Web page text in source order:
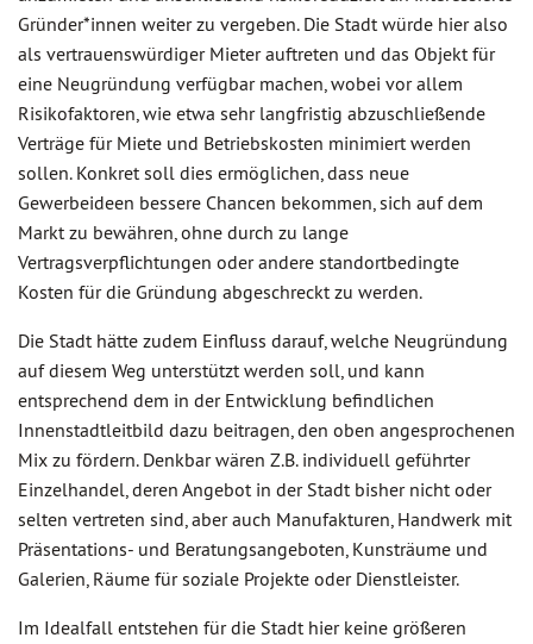
Gründer*innen weiter zu vergeben. Die Stadt würde hier also
als vertrauenswürdiger Mieter auftreten und das Objekt für
eine Neugründung verfügbar machen, wobei vor allem
Risikofaktoren, wie etwa sehr langfristig abzuschließende
Verträge für Miete und Betriebskosten minimiert werden
sollen. Konkret soll dies ermöglichen, dass neue
Gewerbeideen bessere Chancen bekommen, sich auf dem
Markt zu bewähren, ohne durch zu lange
Vertragsverpflichtungen oder andere standortbedingte
Kosten für die Gründung abgeschreckt zu werden.
Die Stadt hätte zudem Einfluss darauf, welche Neugründung
auf diesem Weg unterstützt werden soll, und kann
entsprechend dem in der Entwicklung befindlichen
Innenstadtleitbild dazu beitragen, den oben angesprochenen
Mix zu fördern. Denkbar wären Z.B. individuell geführter
Einzelhandel, deren Angebot in der Stadt bisher nicht oder
selten vertreten sind, aber auch Manufakturen, Handwerk mit
Präsentations- und Beratungsangeboten, Kunsträume und
Galerien, Räume für soziale Projekte oder Dienstleister.
Im Idealfall entstehen für die Stadt hier keine größeren